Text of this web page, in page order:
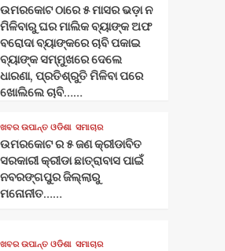
ଉମରକୋଟ ଠାରେ ୫ ମାସର ଭଡ଼ା ନ
ମିଳିବାରୁ ଘର ମାଲିକ ବ୍ୟାଙ୍କ ଅଫ
ବରୋଦା ବ୍ୟାଙ୍କରେ ଚାବି ପକାଇ
ବ୍ୟାଙ୍କ ସମ୍ମୁଖରେ ଦେଲେ
ଧାରଣା, ପ୍ରତିଶ୍ରୁତି ମିଳିବା ପରେ
ଖୋଲିଲେ ଚାବି……
ଖବର ଉପାନ୍ତ ଓଡିଶା ସମାଚାର
ଉମରକୋଟ ର ୫ ଜଣ କ୍ରୀଡାବିତ
ସରକାରୀ କ୍ରୀଡା ଛାତ୍ରାବାସ ପାଇଁ
ନବରଙ୍ଗପୁର ଜିଲ୍ଲାରୁ
ମନୋନୀତ……
ଖବର ଉପାନ୍ତ ଓଡିଶା ସମାଚାର